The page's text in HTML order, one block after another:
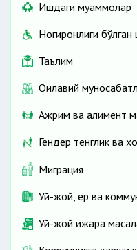
Ишдаги муаммолар
Ногиронлиги
Таълим
Оилавий
Ажрим ва алимент
Гендер тенглик ва
Миграция
Уй-жой, ер ва
Уй-жой ижара